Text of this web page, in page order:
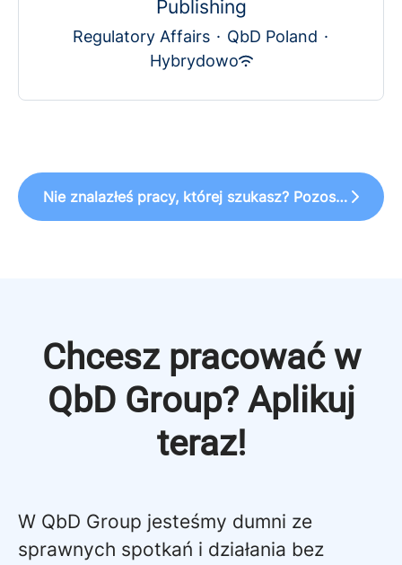
Publishing
Regulatory Affairs · QbD Poland ·
Hybrydowo
Nie znalazłeś pracy, której szukasz? Pozostań w kontakcie!
Chcesz pracować w
QbD Group? Aplikuj
teraz!
W QbD Group jesteśmy dumni ze
sprawnych spotkań i działania bez